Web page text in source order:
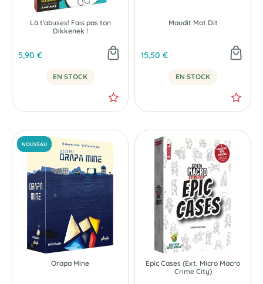
NOUVEAU
Là t'abuses! Fais pas ton
Dikkenek !
5,90 €
EN STOCK
Maudit Mot Dit
15,50 €
EN STOCK
Orapa Mine
Epic Cases (Ext. Micro Macro
Crime City)